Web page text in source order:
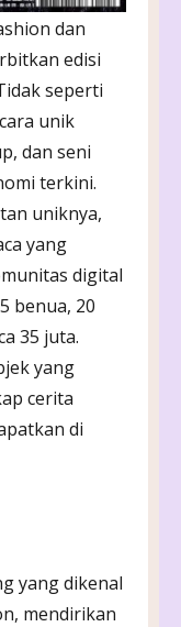
dan
edisi
seperti
unik
dan seni
terkini.
uniknya,
yang
digital
benua, 20
35 juta.
yang
cerita
di
yang dikenal
mendirikan